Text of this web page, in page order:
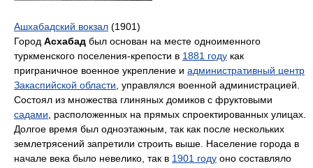
Ашхабадский вокзал (1901)
Город Асхабад был основан на месте одноименного
туркменского поселения-крепости в 1881 году как
приграничное военное укрепление и административный центр
Закаспийской области , управлялся военной администрацией.
Состоял из множества глиняных домиков с фруктовыми
садами , расположенных на прямых спроектированных улицах.
Долгое время был одноэтажным, так как после нескольких
землетрясений запретили строить выше. Население города в
начале века было невелико, так в 1901 году оно составляло